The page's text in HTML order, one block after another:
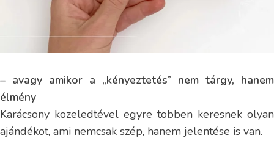
– avagy amikor a „kényeztetés” nem tárgy, hanem
élmény
Karácsony közeledtével egyre többen keresnek olyan
ajándékot, ami nemcsak szép, hanem jelentése is van.